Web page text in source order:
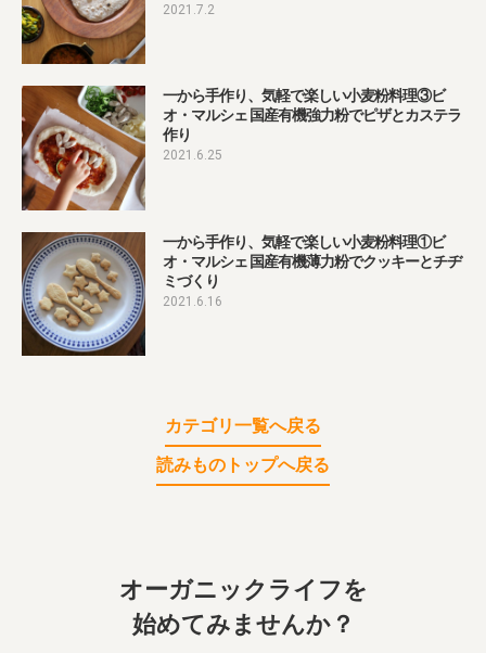
お問い合わせ
業務用卸 SDGsへの取り組み
2021.7.2
一から手作り、気軽で楽しい小麦粉料理③ビ
オ・マルシェ 国産有機強力粉でピザとカステラ
作り
2021.6.25
一から手作り、気軽で楽しい小麦粉料理①ビ
オ・マルシェ 国産有機薄力粉でクッキーとチヂ
ミづくり
2021.6.16
カテゴリ一覧へ戻る
読みものトップへ戻る
オーガニックライフを
始めてみませんか？